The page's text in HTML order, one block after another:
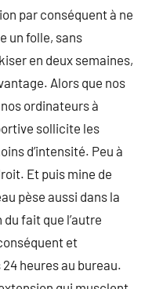
par conséquent à ne
un folle, sans
en deux semaines,
Alors que nos
ordinateurs à
sollicite les
d’intensité. Peu à
Et puis mine de
pèse aussi dans la
du fait que l’autre
et
heures au bureau.